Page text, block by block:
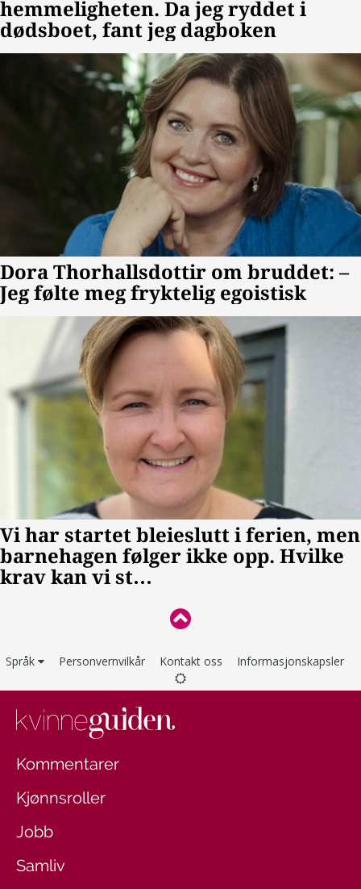
Språk Personvernvilkår Kontakt oss Informasjonskapsler
Kommentarer
Kjønnsroller
Jobb
Samliv